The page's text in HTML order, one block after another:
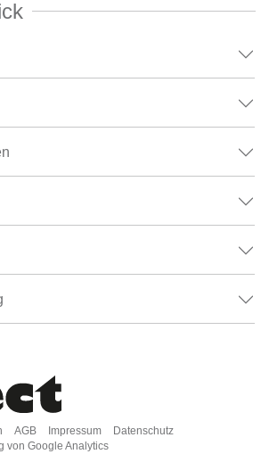
AGB Impressum
Datenschutz
von Google Analytics